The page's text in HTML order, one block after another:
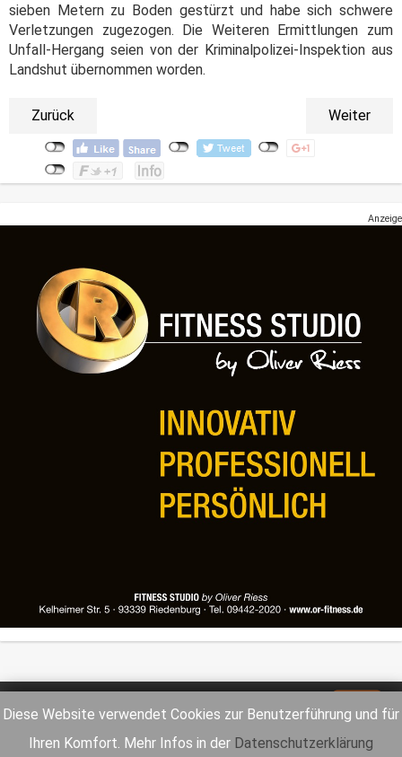
Diese Website verwendet Cookies zur Benutzerführung und für
Ihren Komfort. Mehr Infos in der Datenschutzerklärung
sieben Metern zu Boden gestürzt und habe sich schwere
Verletzungen zugezogen. Die Weiteren Ermittlungen zum
Unfall-Hergang seien von der Kriminalpolizei-Inspektion aus
Landshut übernommen worden.
Zurück Weiter
Anzeige